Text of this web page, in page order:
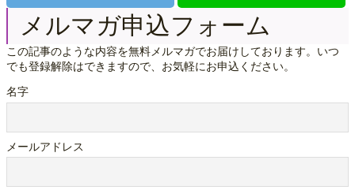
メルマガ申込フォーム
この記事のような内容を無料メルマガでお届けしております。いつ
でも登録解除はできますので、お気軽にお申込ください。
名字
メールアドレス